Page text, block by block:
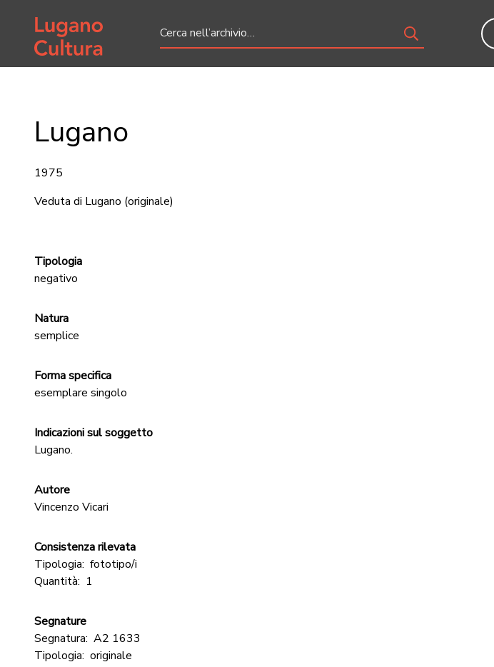
Home page
Lugano
1975
Veduta di Lugano (originale)
Tipologia
negativo
Natura
semplice
Forma specifica
esemplare singolo
Indicazioni sul soggetto
Lugano.
Autore
Vincenzo Vicari
Consistenza rilevata
Tipologia: fototipo/i
Quantità: 1
Segnature
Segnatura: A2 1633
Tipologia: originale